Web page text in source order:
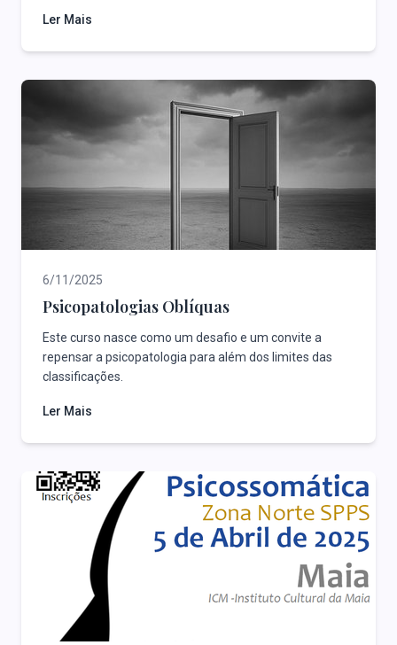
Ler Mais
6/11/2025
Psicopatologias Oblíquas
Este curso nasce como um desafio e um convite a
repensar a psicopatologia para além dos limites das
classificações.
Ler Mais